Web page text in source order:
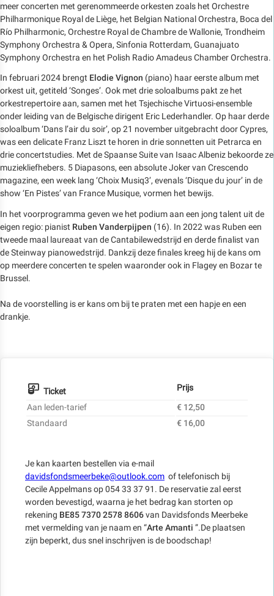
meer concerten met gerenommeerde orkesten zoals het Orchestre
Philharmonique Royal de Liège, het Belgian National Orchestra, Boca del
Río Philharmonic, Orchestre Royal de Chambre de Wallonie, Trondheim
Symphony Orchestra & Opera, Sinfonia Rotterdam, Guanajuato
Symphony Orchestra en het Polish Radio Amadeus Chamber Orchestra.
In februari 2024 brengt Elodie Vignon (piano) haar eerste album met
orkest uit, getiteld ‘Songes’. Ook met drie soloalbums pakt ze het
orkestrepertoire aan, samen met het Tsjechische Virtuosi-ensemble
onder leiding van de Belgische dirigent Eric Lederhandler. Op haar derde
soloalbum ‘Dans l’air du soir’, op 21 november uitgebracht door Cypres,
was een delicate Franz Liszt te horen in drie sonnetten uit Petrarca en
drie concertstudies. Met de Spaanse Suite van Isaac Albeniz bekoorde ze
muziekliefhebers. 5 Diapasons, een absolute Joker van Crescendo
magazine, een week lang ‘Choix Musiq3’, evenals ‘Disque du jour’ in de
show ‘En Pistes’ van France Musique, vormen het bewijs.
In het voorprogramma geven we het podium aan een jong talent uit de
eigen regio: pianist Ruben Vanderpijpen (16). In 2022 was Ruben een
tweede maal laureaat van de Cantabilewedstrijd en derde finalist van
de Steinway pianowedstrijd. Dankzij deze finales kreeg hij de kans om
op meerdere concerten te spelen waaronder ook in Flagey en Bozar te
Brussel.
Na de voorstelling is er kans om bij te praten met een hapje en een
drankje.
Ticket
Prijs
Aan leden-tarief
€ 12,50
Standaard
€ 16,00
Je kan kaarten bestellen via e-mail
davidsfondsmeerbeke@outlook.com of telefonisch bij
Cecile Appelmans op 054 33 37 91. De reservatie zal eerst
worden bevestigd, waarna je het bedrag kan storten op
rekening BE85 7370 2578 8606van Davidsfonds Meerbeke
met vermelding van je naam en “Arte Amanti ”.De plaatsen
zijn beperkt, dus snel inschrijven is de boodschap!